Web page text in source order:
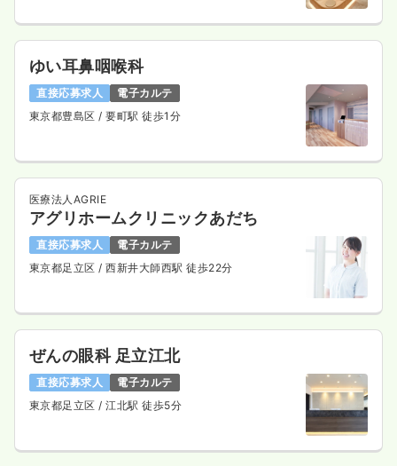
クリニック
給与 25.6万円〜/月
※一例
時間 8:30～17:30（休憩60分）
新卒可
第二新卒可
月給25万円以上可
気になる
日勤のみ（パート） 一時募集休止
時間 8:30～17:30（休憩60分）
担当業務未経験可
ブランク可
時給1,600円以上可
気になる 詳細を見る
ゆい耳鼻咽喉科
直接応募求人
電子カルテ
東京都豊島区/ 要町駅 徒歩1分
医療法人AGRIE
アグリホームクリニックあだち
直接応募求人
電子カルテ
東京都足立区/ 西新井大師西駅 徒歩22分
ぜんの眼科 足立江北
直接応募求人
電子カルテ
東京都足立区/ 江北駅 徒歩5分